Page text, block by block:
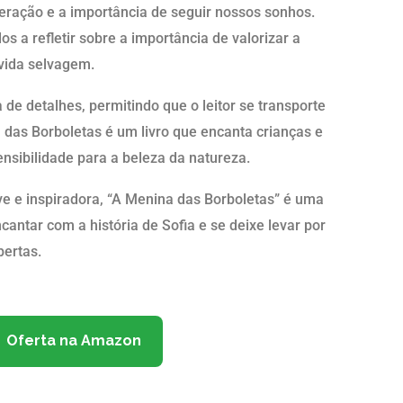
e a importância de seguir nossos sonhos.
a refletir sobre a importância de valorizar a
selvagem.
detalhes, permitindo que o leitor se transporte
Borboletas é um livro que encanta crianças e
para a beleza da natureza.
e inspiradora, “A Menina das Borboletas” é uma
com a história de Sofia e se deixe levar por
Oferta na Amazon